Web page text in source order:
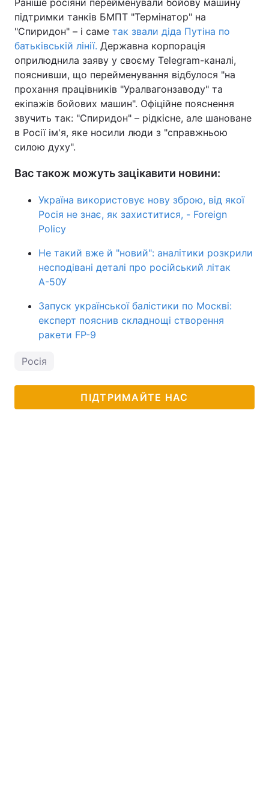
Раніше росіяни перейменували бойову машину
підтримки танків БМПТ "Термінатор" на
"Спиридон" – і саме так звали діда Путіна по
батьківській лінії. Державна корпорація
оприлюднила заяву у своєму Telegram-каналі,
пояснивши, що перейменування відбулося "на
прохання працівників "Уралвагонзаводу" та
екіпажів бойових машин". Офіційне пояснення
звучить так: "Спиридон" – рідкісне, але шановане
в Росії ім'я, яке носили люди з "справжньою
силою духу".
Вас також можуть зацікавити новини:
Україна використовує нову зброю, від якої
Росія не знає, як захиститися, - Foreign
Policy
Не такий вже й "новий": аналітики розкрили
несподівані деталі про російський літак
А-50У
Запуск української балістики по Москві:
експерт пояснив складнощі створення
ракети FP-9
Росія
ПІДТРИМАЙТЕ НАС